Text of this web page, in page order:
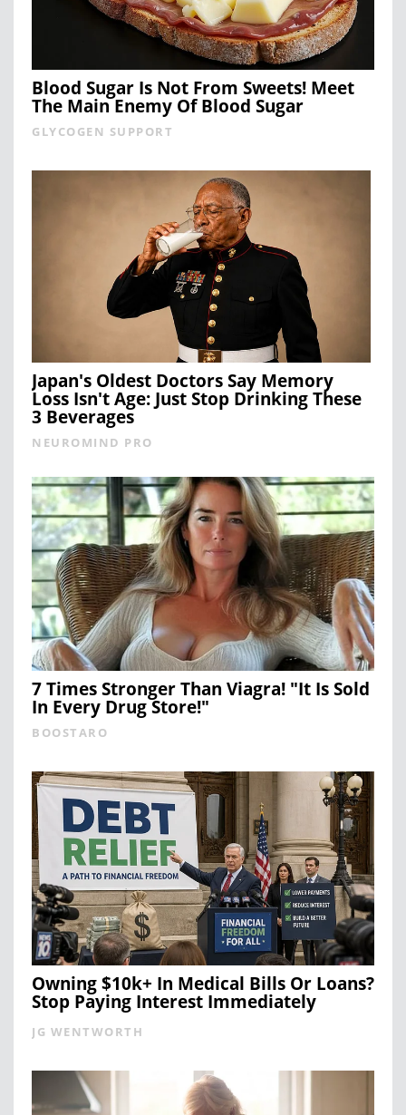
Blood Sugar Is Not From Sweets! Meet
The Main Enemy Of Blood Sugar
GLYCOGEN SUPPORT
Japan's Oldest Doctors Say Memory
Loss Isn't Age: Just Stop Drinking These
3 Beverages
NEUROMIND PRO
7 Times Stronger Than Viagra! "It Is Sold
In Every Drug Store!"
BOOSTARO
Owning $10k+ In Medical Bills Or Loans?
Stop Paying Interest Immediately
JG WENTWORTH